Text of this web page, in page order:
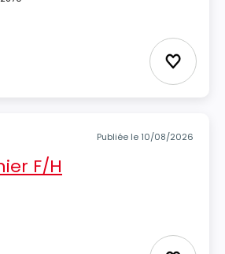
Ajouter
Publiée le 10/08/2026
F/H